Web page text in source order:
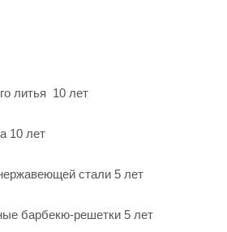
литья 10 лет
10 лет
стали 5 лет
барбекю-решетки 5 лет